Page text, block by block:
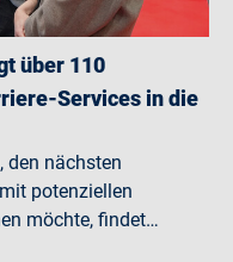
über 110
Services in die
den nächsten
potenziellen
möchte, findet…